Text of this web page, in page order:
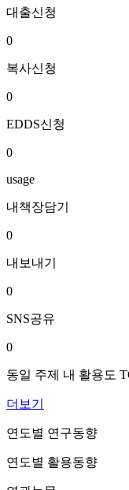
대출신청
0
복사신청
0
EDDS신청
0
usage
내책장담기
0
내보내기
0
SNS공유
0
동일 주제 내 활용도
더보기
연도별 연구동향
연도별 활용동향